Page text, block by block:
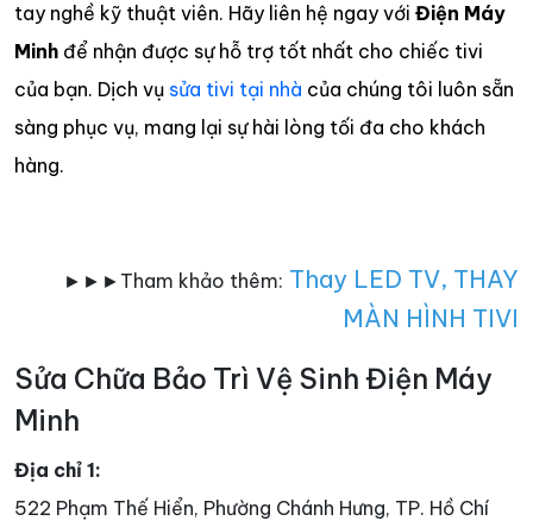
tay nghề kỹ thuật viên. Hãy liên hệ ngay với Điện Máy
Minh để nhận được sự hỗ trợ tốt nhất cho chiếc tivi
của bạn. Dịch vụ sửa tivi tại nhà của chúng tôi luôn sẵn
sàng phục vụ, mang lại sự hài lòng tối đa cho khách
hàng.
►►►Tham khảo thêm: Thay LED TV, THAY
MÀN HÌNH TIVI
Sửa Chữa Bảo Trì Vệ Sinh Điện Máy
Minh
Địa chỉ 1:
522 Phạm Thế Hiển, Phường Chánh Hưng, TP. Hồ Chí